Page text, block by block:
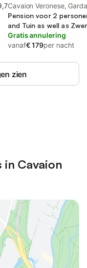
Cavaion Veronese,
Pension voor 2
and Tuin as well as
Gratis annulering
vanaf€ 179per nacht
zien
in Cavaion